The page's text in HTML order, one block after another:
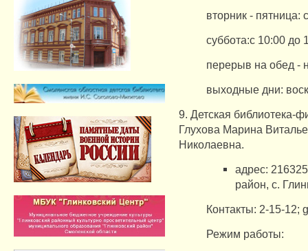
вторник - пятница:
суббота:с 10:00 до
перерыв на обед -
выходные дни:
9. Детская
Глухова Марина
Николаевна.
адрес:
район, с.
Контакты: 2-15-12;
Режим работы: